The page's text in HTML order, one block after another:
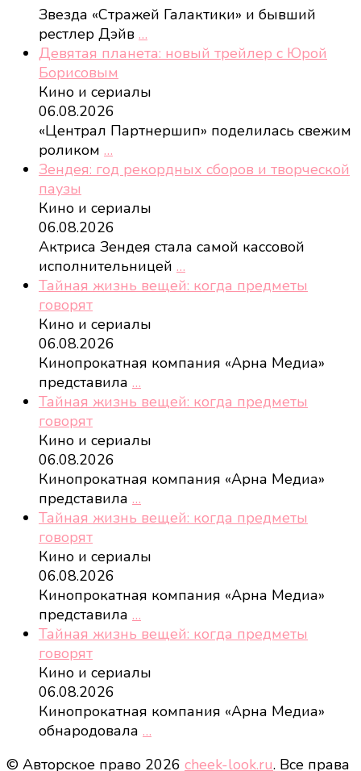
Звезда «Стражей Галактики» и бывший
рестлер Дэйв …
Девятая планета: новый трейлер с Юрой
Борисовым
Кино и сериалы
06.08.2026
«Централ Партнершип» поделилась свежим
роликом …
Зендея: год рекордных сборов и творческой
паузы
Кино и сериалы
06.08.2026
Актриса Зендея стала самой кассовой
исполнительницей …
Тайная жизнь вещей: когда предметы
говорят
Кино и сериалы
06.08.2026
Кинопрокатная компания «Арна Медиа»
представила …
Тайная жизнь вещей: когда предметы
говорят
Кино и сериалы
06.08.2026
Кинопрокатная компания «Арна Медиа»
представила …
Тайная жизнь вещей: когда предметы
говорят
Кино и сериалы
06.08.2026
Кинопрокатная компания «Арна Медиа»
представила …
Тайная жизнь вещей: когда предметы
говорят
Кино и сериалы
06.08.2026
Кинопрокатная компания «Арна Медиа»
обнародовала …
© Авторское право 2026 cheek-look.ru. Все права